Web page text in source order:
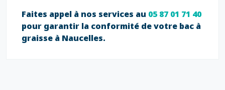
Faites appel à nos services au 05 87 01 71 40
pour garantir la conformité de votre bac à
graisse à Naucelles.